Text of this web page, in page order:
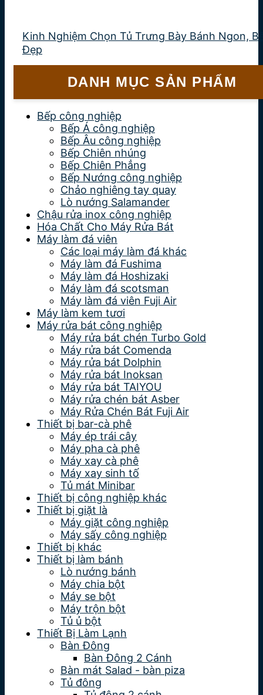
Kinh Nghiệm Chọn Tủ Trưng Bày Bánh Ngon,
Đẹp
DANH MỤC SẢN PHẨM
Bếp công nghiệp
Bếp Á công nghiệp
Bếp Âu công nghiệp
Bếp Chiên nhúng
Bếp Chiên Phẳng
Bếp Nướng công nghiệp
Chảo nghiêng tay quay
Lò nướng Salamander
Chậu rửa inox công nghiệp
Hóa Chất Cho Máy Rửa Bát
Máy làm đá viên
Các loại máy làm đá khác
Máy làm đá Fushima
Máy làm đá Hoshizaki
Máy làm đá scotsman
Máy làm đá viên Fuji Air
Máy làm kem tươi
Máy rửa bát công nghiệp
Máy rửa bát chén Turbo Gold
Máy rửa bát Comenda
Máy rửa bát Dolphin
Máy rửa bát Inoksan
Máy rửa bát TAIYOU
Máy rửa chén bát Asber
Máy Rửa Chén Bát Fuji Air
Thiết bị bar-cà phê
Máy ép trái cây
Máy pha cà phê
Máy xay cà phê
Máy xay sinh tố
Tủ mát Minibar
Thiết bị công nghiệp khác
Thiết bị giặt là
Máy giặt công nghiệp
Máy sấy công nghiệp
Thiết bị khác
Thiết bị làm bánh
Lò nướng bánh
Máy chia bột
Máy se bột
Máy trộn bột
Tủ ủ bột
Thiết Bị Làm Lạnh
Bàn Đông
Bàn Đông 2 Cánh
Bàn mát Salad - bàn piza
Tủ đông